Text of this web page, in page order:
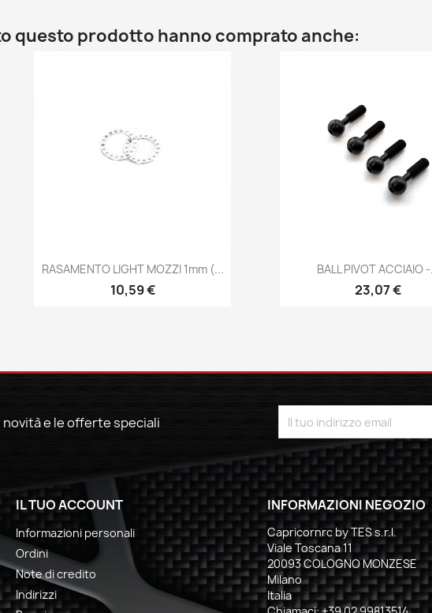
questo prodotto hanno comprato anche:
Anteprima
RASAMENTO LIGHT MOZZI 1mm (...
10,59 €
Anteprima
BALL PIVOT ACCIAIO
23,07 €
novità e le offerte speciali
IL TUO ACCOUNT
Informazioni personali
Ordini
Note di credito
Indirizzi
INFORMAZIONI NEGOZIO
Capricornrc by TES s.r.l.
Viale Toscana 11
20093 COLOGNO MONZESE
Milano
Italia